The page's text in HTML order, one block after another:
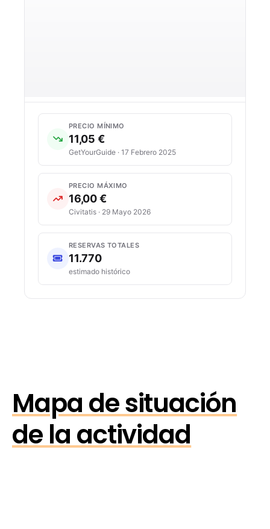
PRECIO MÍNIMO
11,05 €
GetYourGuide · 17 Febrero 2025
PRECIO MÁXIMO
16,00 €
Civitatis · 29 Mayo 2026
RESERVAS TOTALES
11.770
estimado histórico
Mapa de situación
de la actividad